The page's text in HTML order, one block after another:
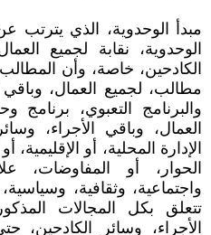
مبدأ الوحدوية، الذي يترتب عن
الوحدوية، نقابة لجميع
الكادحين، خاصة، وأن
مطالب، لجميع العمال، وباقي
والبرنامج التعبوي، برنامج
العمال، وباقي الأجراء،
الإدارة المحلية، أو الإقليمية،
الحوار، أو المفاوضات،
واجتماعية، وثقافية،
تتعلق بكل المجالات
الأجراء، وسائر الكادحين،